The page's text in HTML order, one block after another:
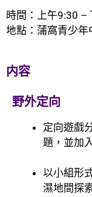
時間：上午9:30 –
地點：蒲窩青少年
内容
野外定向
定向遊戲
題，並加
以小組形
濕地間探